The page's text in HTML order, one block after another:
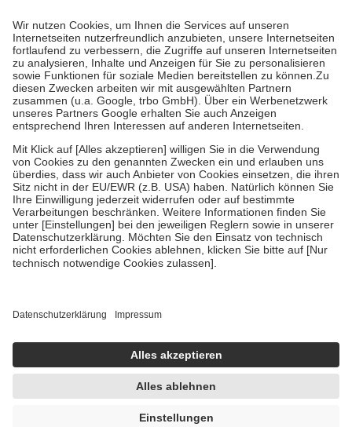
höchstens zehn Euro.
Es sind jedoch nie mehr als die tatsächlichen
Kosten der Leistung zu entrichten.
Diese Regeln gelten grundsätzlich auch für Online-Apotheken.
Bei Heilmitteln und häuslicher Krankenpflege beträgt die
Zuzahlung zehn Prozent der Kosten sowie zehn Euro je
Verordnung.
Um das Engagement der Versicherten für ihre eigene Gesundheit zu
stärken und die besondere Stellung der Familie zu unterstützen,
fallenkeine Zuzahlungenan bei:
• Kindern und Jugendlichen bis zum vollendeten 18. Lebensjahr
mit Ausnahme der Fahrkosten
• Untersuchungen zur Vorsorge und Früherkennung, die von der
GKV getragen werden
• empfohlenen Schutzimpfungen
• Harn- und Blutteststreifen
getroffen, um sicherzustellen, dass es sich um echte Bewertungen
https://help.etrusted.com/hc/de/articles/4419944605341
Einige Bilder und Inhalte wurden unter Zuhilfenahme künstlicher